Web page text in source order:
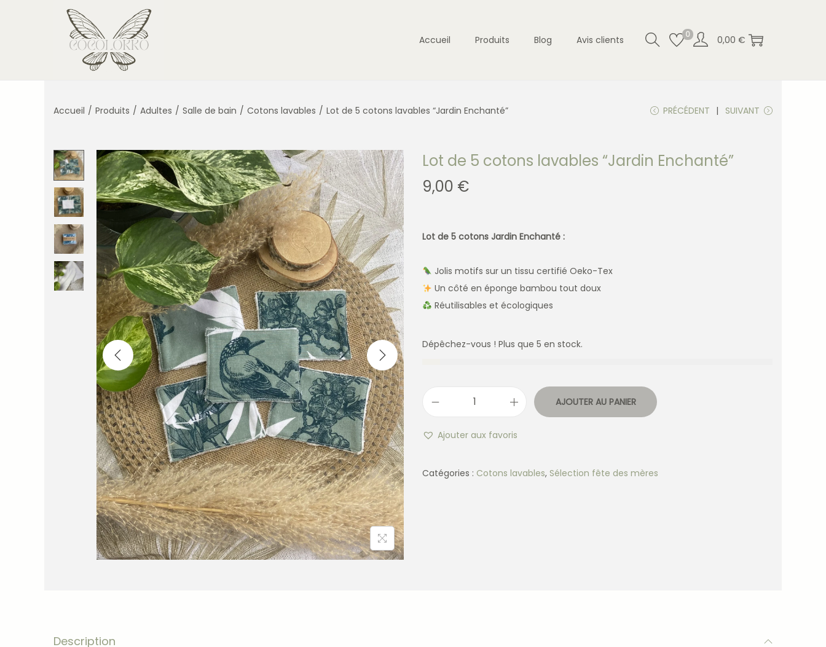
Accueil Produits Blog Avis clients 0 0,00 €
Accueil / Produits / Adultes / Salle de bain / Cotons lavables / Lot de 5 cotons lavables “Jardin Enchanté” PRÉCÉDENT SUIVANT
Lot de 5 cotons lavables “Jardin Enchanté”
9,00 €
Lot de 5 cotons Jardin Enchanté :
Jolis motifs sur un tissu certifié Oeko-Tex
Un côté en éponge bambou tout doux
Réutilisables et écologiques
Dépêchez-vous ! Plus que 5 en stock.
AJOUTER AU PANIER
Ajouter aux favoris
Catégories : Cotons lavables, Sélection fête des mères
Description